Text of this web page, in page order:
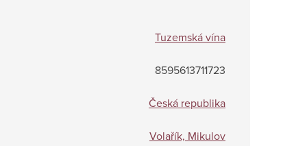
Tuzemská vína
8595613711723
Česká republika
Volařík, Mikulov